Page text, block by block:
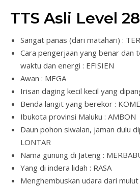
TTS Asli Level 28
Sangat panas (dari matahari) :
Cara pengerjaan yang benar dan
waktu dan energi : EFISIEN
Awan : MEGA
Irisan daging kecil kecil yang
Benda langit yang berekor :
Ibukota provinsi Maluku : AMBON
Daun pohon siwalan, jaman dulu
LONTAR
Nama gunung di Jateng :
Yang di indera lidah : RASA
Menghembuskan udara dari